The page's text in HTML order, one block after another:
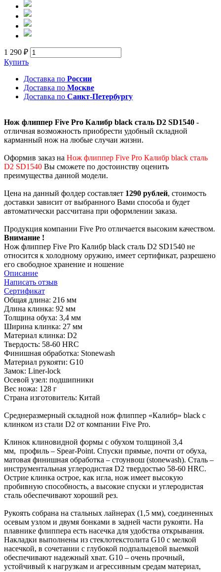
1 290 ₽
Купить
Доставка по России
Доставка по Москве
Доставка по Санкт-Петербургу
Нож флиппер Five Pro Калибр black сталь D2 SD1540 -
отличная возможность приобрести удобный складной
карманный нож на любые случаи жизни.
Оформив заказ на Нож флиппер Five Pro Калибр black сталь
D2 SD1540 Вы сможете по достоинству оценить
преимущества данной модели.
Цена на данный фолдер составляет 1290 рублей, стоимость
доставки зависит от выбранного Вами способа и будет
автоматически рассчитана при оформлении заказа.
Продукция компании Five Pro отличается высоким качеством.
Внимание !
Нож флиппер Five Pro Калибр black сталь D2 SD1540 не
относится к холодному оружию, имеет сертификат, разрешено
его свободное хранение и ношение
Описание
Написать отзыв
Сертификат
Общая длина: 216 мм
Длина клинка: 92 мм
Толщина обуха: 3,4 мм
Ширина клинка: 27 мм
Материал клинка: D2
Твердость: 58-60 HRC
Финишная обработка: Stonewash
Материал рукояти: G10
Замок: Liner-lock
Осевой узел: подшипники
Вес ножа: 128 г
Страна изготовитель: Китай
Среднеразмерный складной нож флиппер «Калибр» black с
клинком из стали D2 от компании Five Pro.
Клинок клиновидной формы с обухом толщиной 3,4
мм, профиль – Spear-Point. Спуски прямые, почти от обуха,
матовая финишная обработка – стоунвош (stonewash). Сталь –
инструментальная углеродистая D2 твердостью 58-60 HRC.
Острие клинка острое, как игла, нож имеет высокую
пробивную способность, а высокие спуски и углеродистая
сталь обеспечивают хороший рез.
Рукоять собрана на стальных лайнерах (1,5 мм), соединенных
осевым узлом и двумя бонками в задней части рукояти. На
плавнике флиппера есть насечка для удобства открывания.
Накладки выполнены из стеклотекстолита G10 с мелкой
насечкой, в сочетании с глубокой подпальцевой выемкой
обеспечивают надежный хват. G10 – очень прочный,
устойчивый к нагрузкам и агрессивным средам материал,